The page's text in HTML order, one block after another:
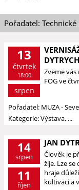
Pořadatel:
13
čtvrtek
18:00
srpen
Zveme
FOG ve
Pořadatel: MUZA -
Kategorie: Výstava, ...
14
srpen
11
říjen
JAN
Člověk je
žije. Lze
hraje
kultivaci a